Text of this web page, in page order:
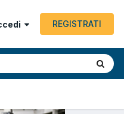
REGISTRATI